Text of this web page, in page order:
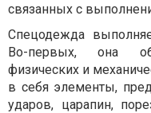
связанных с
Спецодежда
Во-первых, она
физических и
в себя элементы,
ударов, царапин,